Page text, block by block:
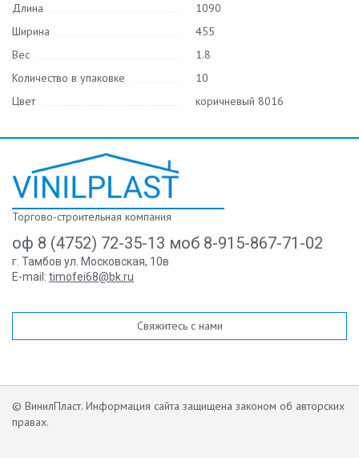
Длина
1090
Ширина
455
Вес
1.8
Количество в упаковке
10
Цвет
коричневый 8016
Торгово-строительная компания
оф 8 (4752) 72-35-13 моб 8-915-867-71-02
г. Тамбов ул. Московская, 10в
E-mail: timofei68@bk.ru
Свяжитесь с нами
© ВинилПласт. Информация сайта защищена законом об авторских
правах.